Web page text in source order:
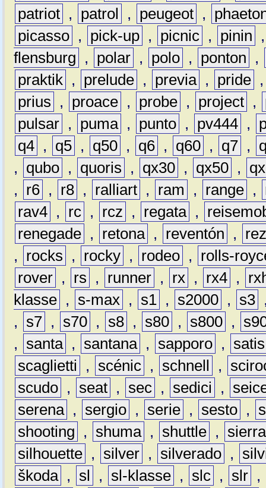
patriot , patrol , peugeot ,
picasso , pick-up , picnic , pinin
flensburg
, polar , polo , ponton
,
praktik , prelude , previa , pride
prius
, proace , probe , project ,
pulsar , puma , punto , pv444 ,
q4 , q5 , q50 , q6 , q60 , q7 ,
,
qubo , quoris , qx30 , qx50 ,
,
r6 , r8 , ralliart , ram , range ,
rav4 , rc , rcz , regata ,
renegade , retona , reventón ,
,
rocks , rocky , rodeo ,
rolls-
rover , rs , runner , rx , rx4 ,
klasse , s-max , s1 , s2000 , s3
,
s7 , s70 , s8 , s80 , s800 ,
,
santa , santana , sapporo ,
satis
scaglietti
, scénic , schnell ,
scudo , seat , sec , sedici ,
serena , sergio , serie , sesto ,
shooting
, shuma , shuttle ,
sierra
silhouette , silver , silverado ,
škoda , sl , sl-klasse , slc , slr ,